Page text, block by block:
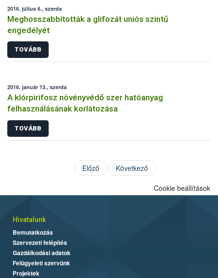
2016. július 6., szerda
Meghosszabbították a glifozát uniós szintű
engedélyét
TOVÁBB
2016. január 13., szerda
A klórpirifosz növényvédő szer hatóanyag
felhasználásának korlátozása
TOVÁBB
Előző Következő
Cookie beállítások
Hivatalunk
Bemutatkozás
Szervezeti felépítés
Gazdálkodási adatok
Felügyeleti szervünk
Projektek